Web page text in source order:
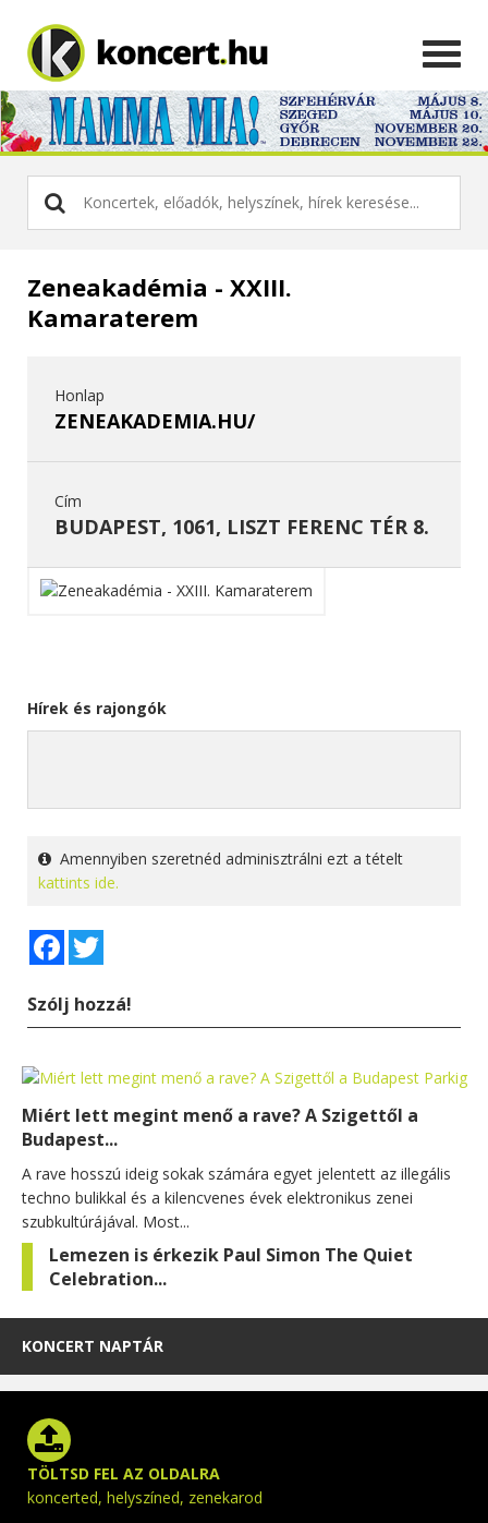
Zeneakadémia - XXIII.
Kamaraterem
Honlap
ZENEAKADEMIA.HU/
Cím
BUDAPEST, 1061, LISZT FERENC TÉR 8.
Hírek és rajongók
Amennyiben szeretnéd adminisztrálni ezt a tételt
kattints ide.
Facebook
Szólj hozzá!
Miért lett megint menő a rave? A Szigettől a
Budapest...
A rave hosszú ideig sokak számára egyet jelentett az illegális
techno bulikkal és a kilencvenes évek elektronikus zenei
szubkultúrájával. Most...
Lemezen is érkezik Paul Simon The Quiet
Celebration...
KONCERT NAPTÁR
TÖLTSD FEL AZ OLDALRA
koncerted, helyszíned, zenekarod